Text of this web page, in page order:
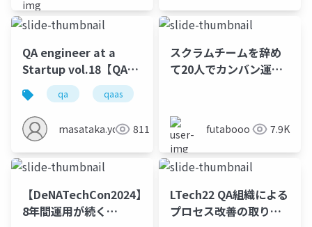
QA engineer at a
Startup vol.18【QAエ
ンジニアが仕様書作成
を開始した話】
qa qaas
masataka.yokota811
スクラムチームを辞め
て20人でカンバン運用
futabooo 7.9K
【DeNATechCon2024】
8年間運用が続く
LTech22 QA組織による
プロセス改善の取り組